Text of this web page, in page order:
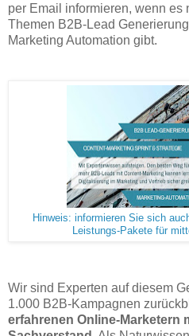
per Email informieren, wenn es
Themen B2B-Lead
Marketing Automation gibt.
Hinweis: informieren Sie sich
Leistungs-Pakete für
Wir sind Experten auf diesem
1.000 B2B-Kampagnen
erfahrenen Online-Marketern